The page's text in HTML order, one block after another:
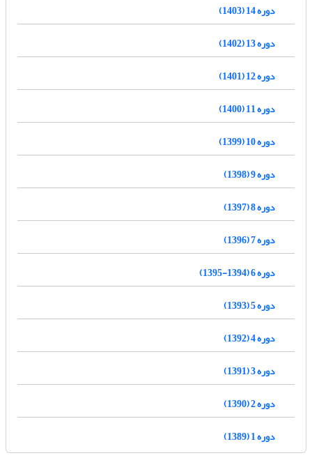
دوره 14 (1403)
دوره 13 (1402)
دوره 12 (1401)
دوره 11 (1400)
دوره 10 (1399)
دوره 9 (1398)
دوره 8 (1397)
دوره 7 (1396)
دوره 6 (1394-1395)
دوره 5 (1393)
دوره 4 (1392)
دوره 3 (1391)
دوره 2 (1390)
دوره 1 (1389)